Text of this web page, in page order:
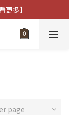
更多】
更多】
折
page